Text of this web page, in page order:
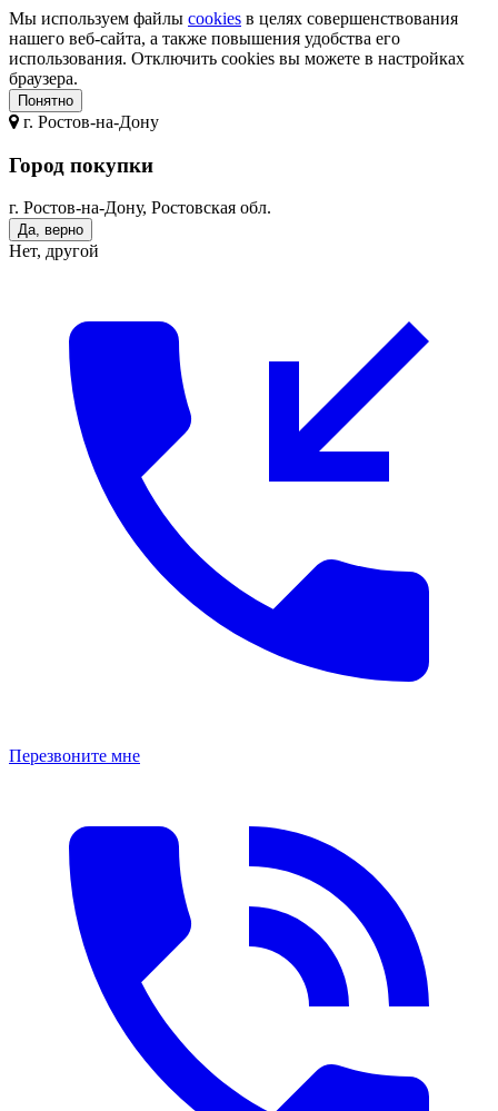
Мы используем файлы cookies в целях совершенствования
нашего веб-сайта, а также повышения удобства его
использования. Отключить cookies вы можете в настройках
браузера.
Понятно
г. Ростов-на-Дону
Город покупки
г. Ростов-на-Дону, Ростовская обл.
Да, верно
Нет, другой
Перезвоните мне